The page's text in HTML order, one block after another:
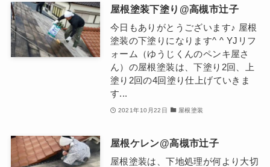
屋根塗装下塗り@高槻市辻子
今日もありがとうございます♪ 屋根
塗装の下塗りになります^ ^ YJリフ
ォーム（ゆうじくんのペンキ屋さ
ん）の屋根塗装は、下塗り2回、上
塗り2回の4回塗り仕上げていきま
す...
2021年10月22日 屋根塗装
屋根ケレン@高槻市辻子
屋根塗装は、下地処理が何より大切